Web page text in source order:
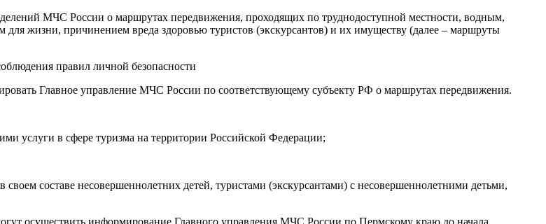
МЧС России о маршрутах передвижения, проходящих по труднодоступной местности, водным,
жизни, причинением вреда здоровью туристов (экскурсантов) и их имуществу (далее – маршруты
правил личной безопасности
Главное управление МЧС России по соответствующему субъекту РФ о маршрутах передвижения.
услуги в сфере туризма на территории Российской Федерации;
составе несовершеннолетних детей, туристами (экскурсантами) с несовершеннолетними детьми,
осуществить информирование Главного управления МЧС России по Пермскому краю до начала